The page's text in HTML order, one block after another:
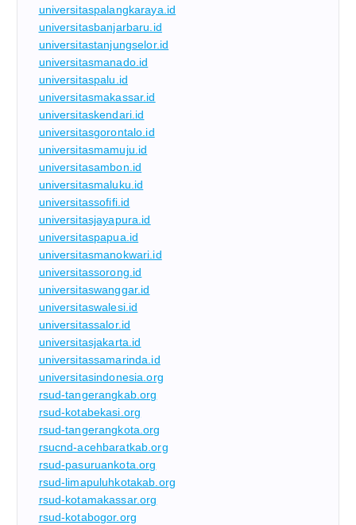
universitaspalangkaraya.id
universitasbanjarbaru.id
universitastanjungselor.id
universitasmanado.id
universitaspalu.id
universitasmakassar.id
universitaskendari.id
universitasgorontalo.id
universitasmamuju.id
universitasambon.id
universitasmaluku.id
universitassofifi.id
universitasjayapura.id
universitaspapua.id
universitasmanokwari.id
universitassorong.id
universitaswanggar.id
universitaswalesi.id
universitassalor.id
universitasjakarta.id
universitassamarinda.id
universitasindonesia.org
rsud-tangerangkab.org
rsud-kotabekasi.org
rsud-tangerangkota.org
rsucnd-acehbaratkab.org
rsud-pasuruankota.org
rsud-limapuluhkotakab.org
rsud-kotamakassar.org
rsud-kotabogor.org